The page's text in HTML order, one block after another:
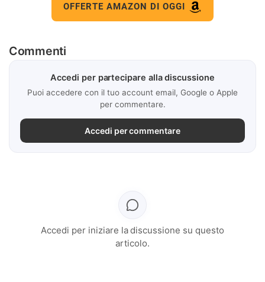
OFFERTE AMAZON DI OGGI
Commenti
Accedi per partecipare alla discussione
Puoi accedere con il tuo account email, Google o Apple
per commentare.
Accedi per commentare
Accedi per iniziare la discussione su questo
articolo.